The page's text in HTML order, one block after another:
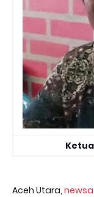
Aceh Utara,